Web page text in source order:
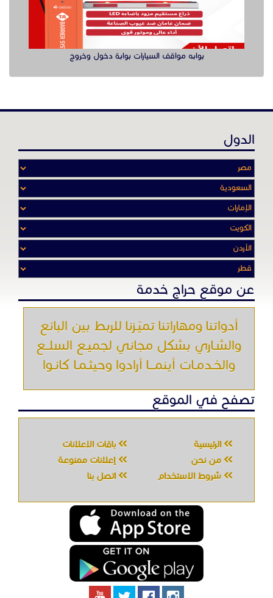
عن موقع حراج خدمة
أدواتنا ومهاراتنا تميّـزنا للربط بين البائع
والشـاري بشكل مجاني لجميـع السلــع
والخـدمـات أينمـــا أرادوا وحيثـمـا كانـوا
تصفح في الموقع
الرئيسية
شروط الاستخدام
اتصل بنا
لتقنية المعلومات